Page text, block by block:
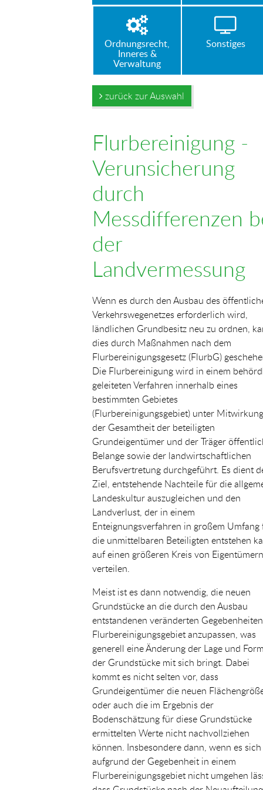
Ordnungsrecht,
Inneres &
Verwaltung
Sonstiges
zurück zur Auswahl
Flurbereinigung -
Verunsicherung
durch
Messdifferenzen
der
Landvermessung
Wenn es durch den Ausbau des
Verkehrswegenetzes erforderlich wird,
ländlichen Grundbesitz neu zu ordnen,
dies durch Maßnahmen nach dem
Flurbereinigungsgesetz (FlurbG)
Die Flurbereinigung wird in einem
geleiteten Verfahren innerhalb eines
bestimmten Gebietes
(Flurbereinigungsgebiet) unter Mitwirkung
der Gesamtheit der beteiligten
Grundeigentümer und der Träger
Belange sowie der landwirtschaftlichen
Berufsvertretung durchgeführt. Es dient
Ziel, entstehende Nachteile für die
Landeskultur auszugleichen und den
Landverlust, der in einem
Enteignungsverfahren in großem Umfang
die unmittelbaren Beteiligten entstehen
auf einen größeren Kreis von
verteilen.
Meist ist es dann notwendig, die neuen
Grundstücke an die durch den Ausbau
entstandenen veränderten
Flurbereinigungsgebiet anzupassen, was
generell eine Änderung der Lage und Form
der Grundstücke mit sich bringt. Dabei
kommt es nicht selten vor, dass
Grundeigentümer die neuen
oder auch die im Ergebnis der
Bodenschätzung für diese Grundstücke
ermittelten Werte nicht nachvollziehen
können. Insbesondere dann, wenn es sich
aufgrund der Gegebenheit in einem
Flurbereinigungsgebiet nicht umgehen